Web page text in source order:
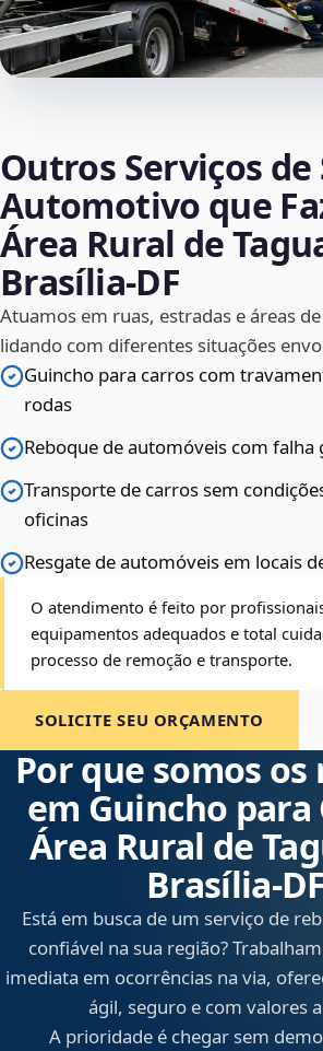
Outros Serviços
Automotivo que
Área Rural de
Brasília‑DF
Atuamos em ruas, estradas e áreas
lidando com diferentes situações
Guincho para carros com
rodas
Reboque de automóveis com
Transporte de carros sem
oficinas
Resgate de automóveis em locais
O atendimento é feito por
equipamentos adequados e total
processo de remoção e transporte.
SOLICITE SEU ORÇAMENTO
Por que somos
em Guincho para
Área Rural de
Está em busca de um serviço de
confiável na sua região?
imediata em ocorrências na via,
ágil, seguro e com valores
A prioridade é chegar sem